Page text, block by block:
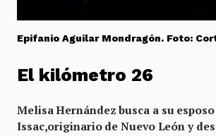
Epifanio Aguilar Mondragón. Foto:
El kilómetro 26
Melisa Hernández busca a su
Issac,originario de Nuevo León y